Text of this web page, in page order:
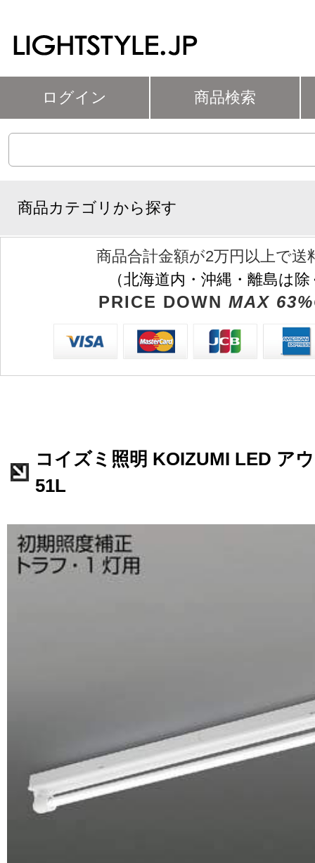
ログイン 商品検索
商品カテゴリから探す
商品合計金額が2万円以上で送
（北海道内・沖縄・離島は
PRICE DOWN MAX
コイズミ照明 KOIZUMI LED ア
51L